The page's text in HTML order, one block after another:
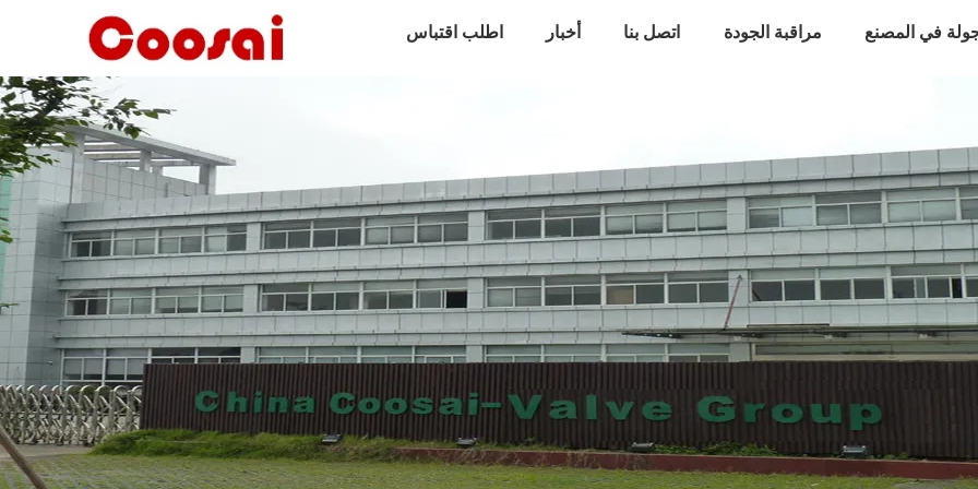
في المصنع مراقبة الجودة اتصل بنا أخبار اطلب اقتباس